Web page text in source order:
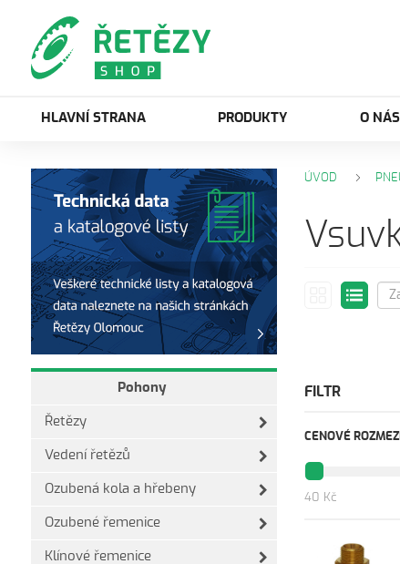
HLAVNÍ STRANA PRODUKTY O NÁS
Pohony
Řetězy
Vedení řetězů
Ozubená kola a hřebeny
Ozubené řemenice
Klínové řemenice
ÚVOD
FILTR
CENOVÉ ROZMEZÍ
40 Kč